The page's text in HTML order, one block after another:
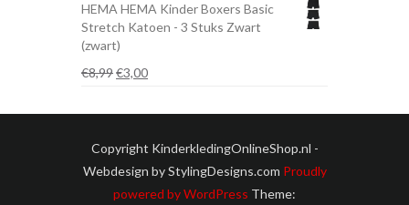
was:
€6,99.
is:
€3,00.
HEMA HEMA Kinder Boxers Basic
Stretch Katoen - 3 Stuks Zwart
(zwart)
€8,99Oorspronkelijke
€3,00Huidige
Copyright KinderkledingOnlineShop.nl -
Webdesign by StylingDesigns.com Proudly
powered by WordPress